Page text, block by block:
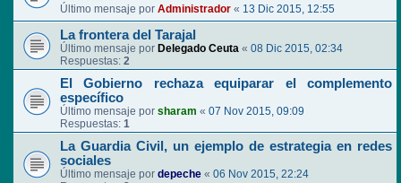
Último mensaje por Administrador « 13 Dic 2015, 12:55
La frontera del Tarajal
Último mensaje por Delegado Ceuta « 08 Dic 2015, 02:34
Respuestas: 2
El Gobierno rechaza equiparar el complemento
específico
Último mensaje por sharam « 07 Nov 2015, 09:09
Respuestas: 1
La Guardia Civil, un ejemplo de estrategia en redes
sociales
Último mensaje por depeche « 06 Nov 2015, 22:24